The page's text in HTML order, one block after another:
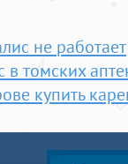
не работает
в томских
купить